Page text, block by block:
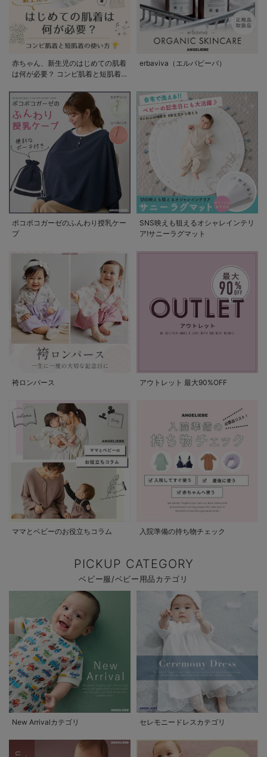
赤ちゃん、新生児のはじめての肌着
は何が必要？ コンビ肌着と短肌着
erbaviva（エルバビーバ）
ポコポコガーゼのふんわり授乳ケー
プ
SNS映えも狙えるオシャレインテリ
ア!サニーラグマット
袴ロンパース アウトレット 最大90%OFF
ママとベビーのお役立ちコラム 入院準備の持ち物チェック
PICKUP CATEGORY
ベビー服/ベビー用品カテゴリ
New Arrivalカテゴリ セレモニードレスカテゴリ